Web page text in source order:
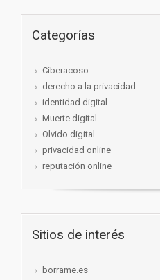
Categorías
Ciberacoso
derecho a la privacidad
identidad digital
Muerte digital
Olvido digital
privacidad online
reputación online
Sitios de interés
borrame.es